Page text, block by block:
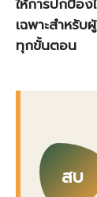
เฉพาะสำหรั
ทุกขั้นตอน
สบ